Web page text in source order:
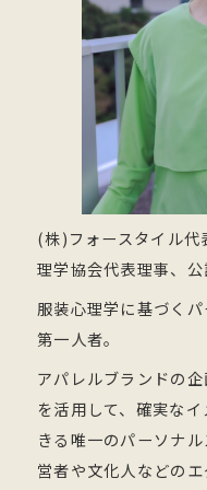
(株)フォースタイル
理学協会代表理事、公
服装心理学に基づく
第一人者。
アパレルブランドの
を活用して、確実な
きる唯一のパーソナ
営者や文化人などの